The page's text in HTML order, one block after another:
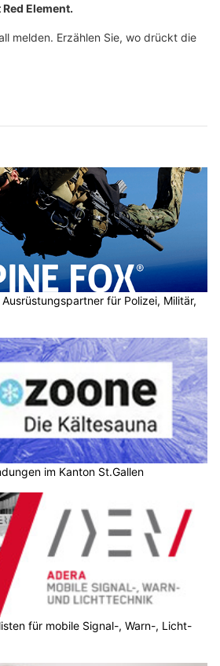
Element.
melden. Erzählen Sie, wo drückt die
Ausrüstungspartner für Polizei, Militär,
im Kanton St.Gallen
für mobile Signal-, Warn-, Licht-